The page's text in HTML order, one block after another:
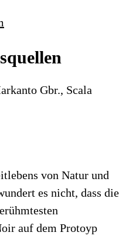
Gbr., Scala
von Natur und
es nicht, dass die
auf dem Protoyp